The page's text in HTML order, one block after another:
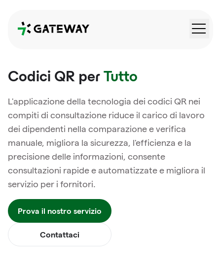
QRGateway
Codici QR per Tutto
L'applicazione della tecnologia dei codici QR nei
compiti di consultazione riduce il carico di lavoro
dei dipendenti nella comparazione e verifica
manuale, migliora la sicurezza, l'efficienza e la
precisione delle informazioni, consente
consultazioni rapide e automatizzate e migliora il
servizio per i fornitori.
Prova il nostro servizio
Contattaci